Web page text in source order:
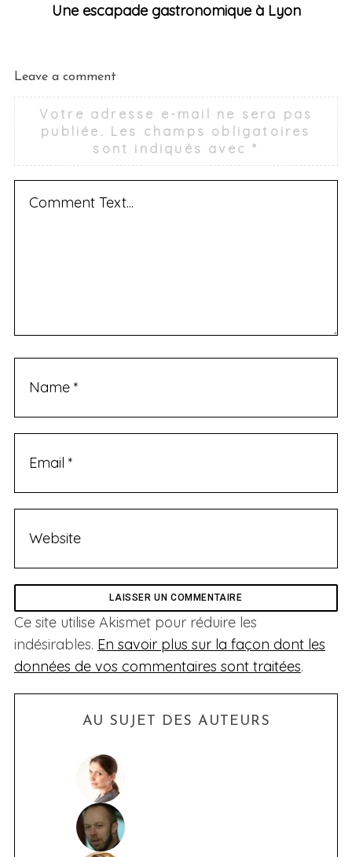
Une escapade gastronomique à Lyon
Leave a comment
Votre adresse e-mail ne sera pas
publiée. Les champs obligatoires
sont indiqués avec*
Ce site utilise Akismet pour réduire les
indésirables. En savoir plus sur la façon dont les
données de vos commentaires sont traitées.
AU SUJET DES AUTEURS
r